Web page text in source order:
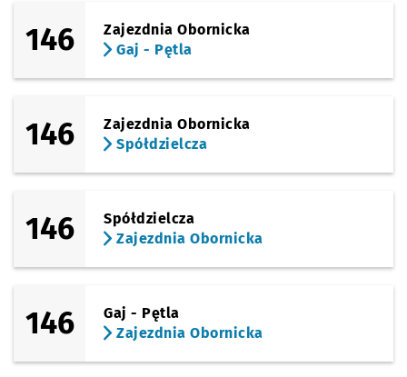
146
Zajezdnia Obornicka
Gaj - Pętla
146
Zajezdnia Obornicka
Spółdzielcza
146
Spółdzielcza
Zajezdnia Obornicka
146
Gaj - Pętla
Zajezdnia Obornicka